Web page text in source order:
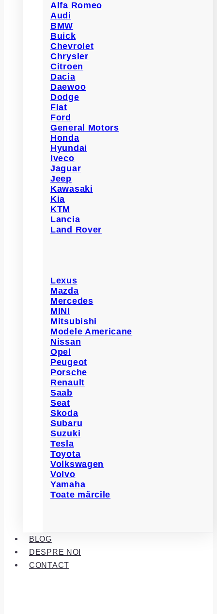
Alfa Romeo
Audi
BMW
Buick
Chevrolet
Chrysler
Citroen
Dacia
Daewoo
Dodge
Fiat
Ford
General Motors
Honda
Hyundai
Iveco
Jaguar
Jeep
Kawasaki
Kia
KTM
Lancia
Land Rover
Lexus
Mazda
Mercedes
MINI
Mitsubishi
Modele Americane
Nissan
Opel
Peugeot
Porsche
Renault
Saab
Seat
Skoda
Subaru
Suzuki
Tesla
Toyota
Volkswagen
Volvo
Yamaha
Toate mărcile
BLOG
DESPRE NOI
CONTACT